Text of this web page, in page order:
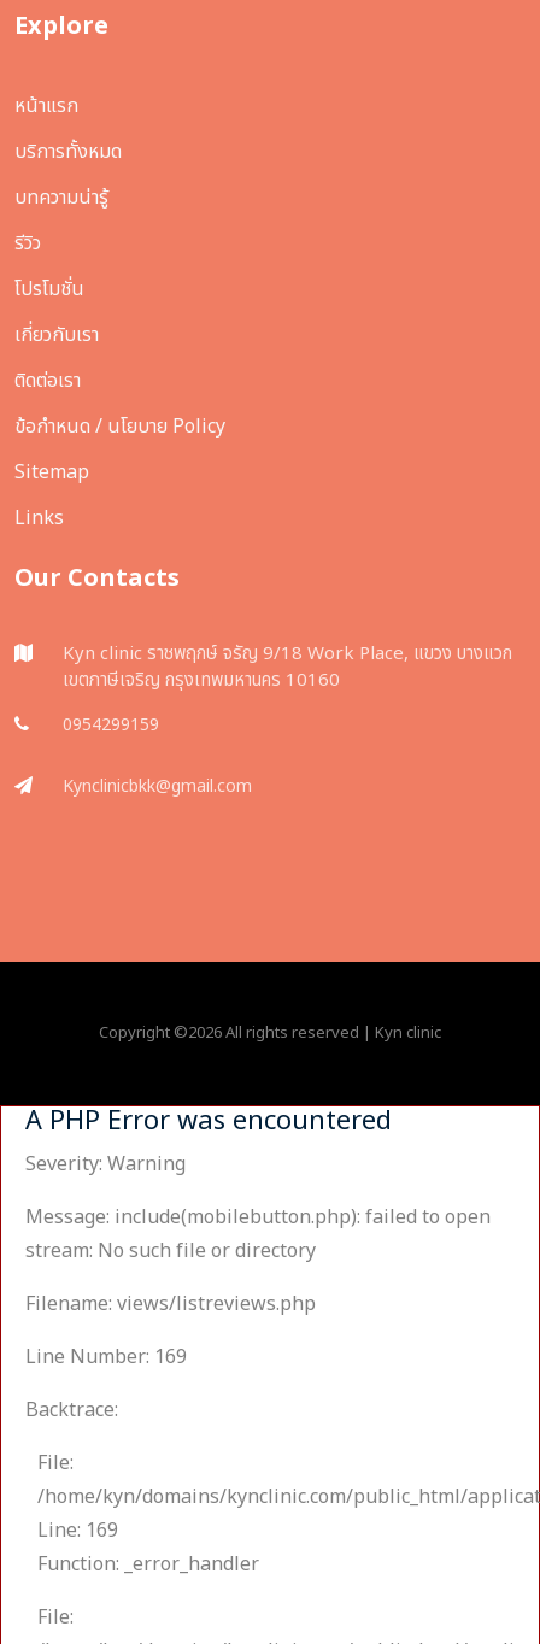
Explore
หน้าแรก
บริการทั้งหมด
บทความน่ารู้
รีวิว
โปรโมชั่น
เกี่ยวกับเรา
ติดต่อเรา
ข้อกำหนด / นโยบาย Policy
Sitemap
Links
Our Contacts
Kyn clinic ราชพฤกษ์ จรัญ 9/18 Work Place, แขวง บางแวก
เขตภาษีเจริญ กรุงเทพมหานคร 10160
0954299159
Kynclinicbkk@gmail.com
Copyright ©2026 All rights reserved | Kyn clinic
A PHP Error was encountered
Severity: Warning
Message: include(mobilebutton.php): failed to open
stream: No such file or directory
Filename: views/listreviews.php
Line Number: 169
Backtrace:
File:
/home/kyn/domains/kynclinic.com/public_html/
Line: 169
Function: _error_handler
File: